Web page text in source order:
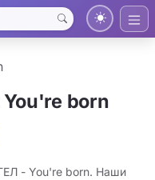
You're born
- You're born. Наши